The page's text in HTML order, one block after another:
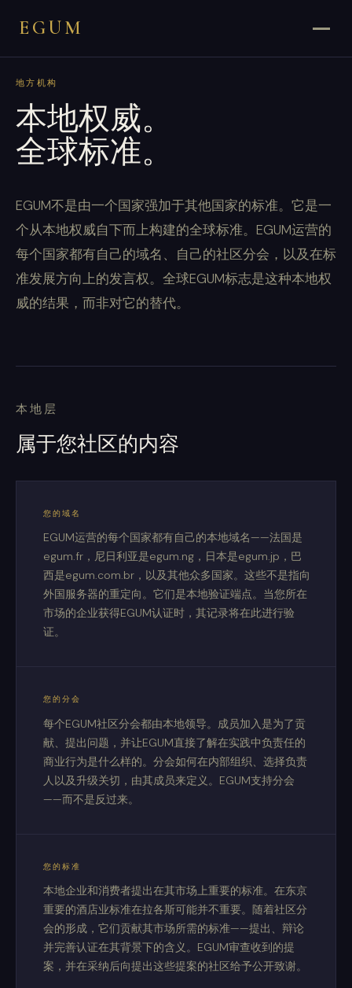
EGUM
地方机构
本地权威。
全球标准。
EGUM不是由一个国家强加于其他国家的标准。它是一
个从本地权威自下而上构建的全球标准。EGUM运营的
每个国家都有自己的域名、自己的社区分会，以及在标
准发展方向上的发言权。全球EGUM标志是这种本地权
威的结果，而非对它的替代。
本地层
属于您社区的内容
您的域名
EGUM运营的每个国家都有自己的本地域名——法国是
egum.fr，尼日利亚是egum.ng，日本是egum.jp，巴
西是egum.com.br，以及其他众多国家。这些不是指向
外国服务器的重定向。它们是本地验证端点。当您所在
市场的企业获得EGUM认证时，其记录将在此进行验
证。
您的分会
每个EGUM社区分会都由本地领导。成员加入是为了贡
献、提出问题，并让EGUM直接了解在实践中负责任的
商业行为是什么样的。分会如何在内部组织、选择负责
人以及升级关切，由其成员来定义。EGUM支持分会
——而不是反过来。
您的标准
本地企业和消费者提出在其市场上重要的标准。在东京
重要的酒店业标准在拉各斯可能并不重要。随着社区分
会的形成，它们贡献其市场所需的标准——提出、辩论
并完善认证在其背景下的含义。EGUM审查收到的提
案，并在采纳后向提出这些提案的社区给予公开致谢。